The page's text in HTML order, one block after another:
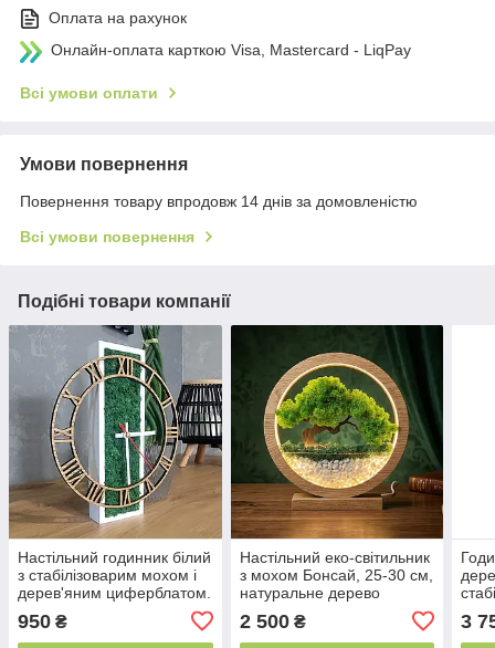
Оплата на рахунок
Онлайн-оплата карткою Visa, Mastercard - LiqPay
Всі умови оплати
Умови повернення
Повернення товару впродовж 14 днів за домовленістю
Всі умови повернення
Подібні товари компанії
Настільний годинник білий
з стабілізоварим мохом і
дерев'яним циферблатом.
950 ₴
Настільний еко-світильник
з мохом Бонсай, 25-30 см,
натуральне дерево
2 500₴ 3